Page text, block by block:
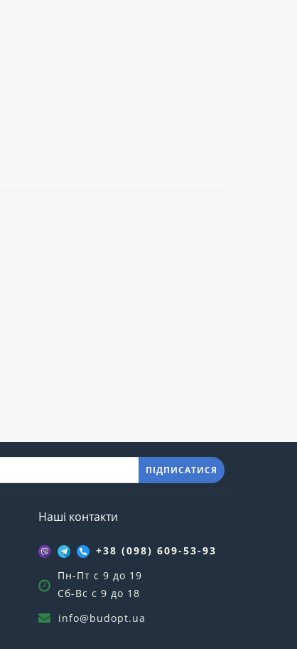
ПІДПИСАТИСЯ
Наші контакти
+38 (098) 609-53-93
Пн-Пт с 9 до 19
Сб-Вс с 9 до 18
info@budopt.ua